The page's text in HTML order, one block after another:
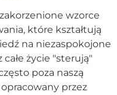
wzorce
które kształtują
na niezaspokojone
życie "sterują"
poza naszą
przez